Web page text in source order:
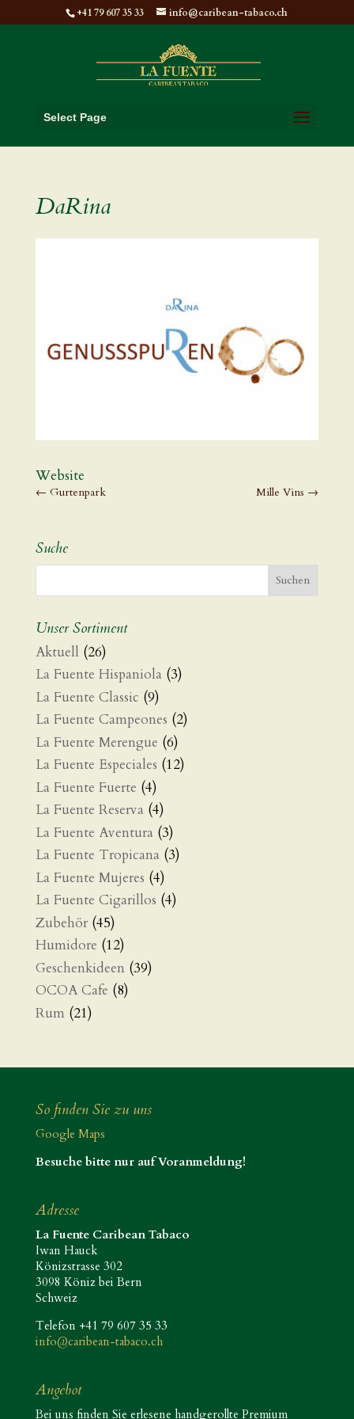
+41 79 607 35 33 info@caribean-tabaco.ch
Select Page
DaRina
Website
← Gurtenpark Mille Vins →
Suche
Unser Sortiment
Aktuell (26)
La Fuente Hispaniola (3)
La Fuente Classic (9)
La Fuente Campeones (2)
La Fuente Merengue (6)
La Fuente Especiales (12)
La Fuente Fuerte (4)
La Fuente Reserva (4)
La Fuente Aventura (3)
La Fuente Tropicana (3)
La Fuente Mujeres (4)
La Fuente Cigarillos (4)
Zubehör (45)
Humidore (12)
Geschenkideen (39)
OCOA Cafe (8)
Rum (21)
So finden Sie zu uns
Google Maps
Besuche bitte nur auf Voranmeldung!
Adresse
La Fuente Caribean Tabaco
Iwan Hauck
Könizstrasse 302
3098 Köniz bei Bern
Schweiz
Telefon +41 79 607 35 33
info@caribean-tabaco.ch
Angebot
Bei uns finden Sie erlesene handgerollte Premium